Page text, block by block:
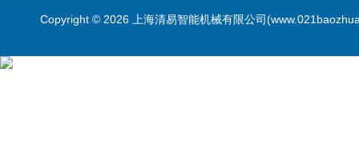
Copyright © 2026 上海清易智能机械有限公司